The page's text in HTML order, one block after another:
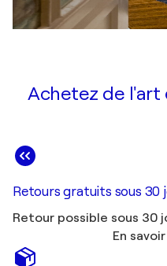
Achetez de
Retours gratuits sous 30
Retour possible sous 30
En